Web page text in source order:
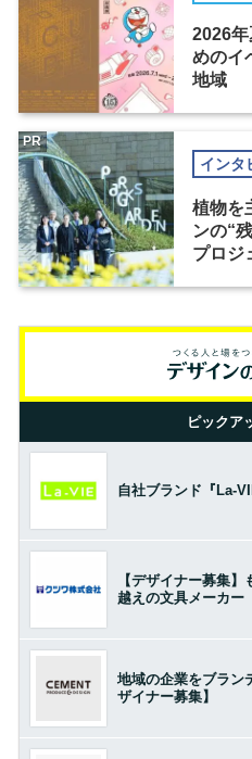
2026
めのイ
地域
インタ
植物を
ンの“
プロジ
PR
ピックア
自社ブランド『La-
【デザイナー募集
越えの文具メーカー
地域の企業をブラン
ザイナー募集】